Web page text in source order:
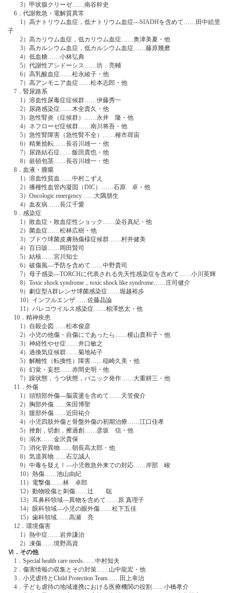
3）甲状腺クリーゼ……南谷幹史
6．代謝救急・電解質異常
1）高ナトリウム血症，低ナトリウム血症―SIADHを含めて……田中絵里
子
2）高カリウム血症，低カリウム血症……奥津美夏・他
3）高カルシウム血症，低カルシウム血症……藤原幾磨
4）低血糖……小林弘典
5）代謝性アシドーシス……坊 亮輔
6）高乳酸血症……松永綾子・他
7）高アンモニア血症……松本志郎・他
7．腎尿路系
1）溶血性尿毒症症候群……伊藤秀一
2）尿路感染症……木全貴久・他
3）急性腎炎（症候群）……永井 隆・他
4）ネフローゼ症候群……南川将吾・他
5）急性腎障害（急性腎不全）……種市尋宙
6）精巣捻転……長谷川雄一・他
7）尿路結石症……飯田貴也・他
8）嵌頓包茎……長谷川雄一・他
8．血液・腫瘍
1）溶血性貧血……中村こずえ
2）播種性血管内凝固（DIC）……石原 卓・他
3）Oncologic emergency……大隅朋生
4）血友病……長江千愛
9．感染症
1）敗血症・敗血症性ショック……染谷真紀・他
2）菌血症……松林広樹・他
3）ブドウ球菌皮膚熱傷様症候群……村井健美
4）百日咳……岡田賢司
5）結核……宮川知士
6）破傷風―予防を含めて……中野貴司
7）母子感染―TORCHに代表される先天性感染症を含めて……小川英輝
8）Toxic shock syndrome，toxic shock like syndrome……庄司健介
9）劇症型A群レンサ球菌感染症……堀越裕歩
10）インフルエンザ……佐藤晶論
11）パレコウイルス感染症……相澤悠太・他
10．精神疾患
1）自殺企図……松本俊彦
2）小児の他傷・自傷にであったら……横山貴和子・他
3）神経性やせ症……井口敏之
4）過換気症候群……菊地祐子
5）解離性（転換性）障害……稲崎久美・他
6）幻覚・妄想……赤間史明・他
7）躁状態，うつ状態，パニック発作……大重耕三・他
11．外傷
1）頭頸部外傷―脳震盪を含めて……天笠俊介
2）胸部外傷……朱田博聖
3）腹部外傷……近田祐介
4）小児四肢外傷と骨盤外傷の初期治療……江口佳孝
5）挫創，切創，擦過創……彦坂 信・他
6）溺水……金沢貴保
7）消化管異物……朝長高太郎・他
8）気道異物……石立誠人
9）中毒を疑え！―小児救急外来での対応……岸部 峻
10）熱傷……池山由紀
11）電撃傷……林 卓郎
12）動物咬傷と刺傷……辻 聡
13）耳鼻科領域―異物を含めて……原 真理子
14）眼科領域―小児の眼外傷……松下五佳
15）歯科領域……高瀬 亮
12．環境傷害
1）熱中症……岩井謙治
2）凍傷……境野高資
Ⅵ．その他
1．Special health care needs……中村知夫
2．傷害情報の収集とその対策……山中龍宏・他
3．小児虐待とChild Protection Team……田上幸治
4．子ども虐待の地域連携における医療機関の役割……小橋孝介